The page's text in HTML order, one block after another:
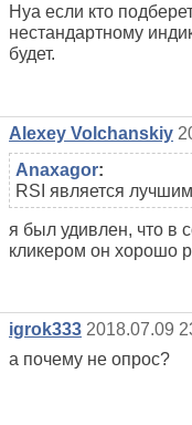
Нуа если кто
нестандартному
будет.
Alexey Volchanskiy
Anaxagor:
RSI является
я был удивлен, что в
кликером он хорошо
igrok333 2018.07.09
а почему не опрос?